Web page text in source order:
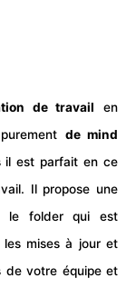
de travail en
de mind
il est parfait en ce
Il propose une
le folder qui est
les mises à jour et
de votre équipe et